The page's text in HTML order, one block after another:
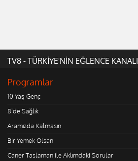
TV8 - TÜRKİYE'NİN EĞLENCE KANALI
Programlar
10 Yaş Genç
8'de Sağlık
Aramızda Kalmasın
Bir Yemek Olsan
Caner Taslaman ile Aklımdaki Sorular